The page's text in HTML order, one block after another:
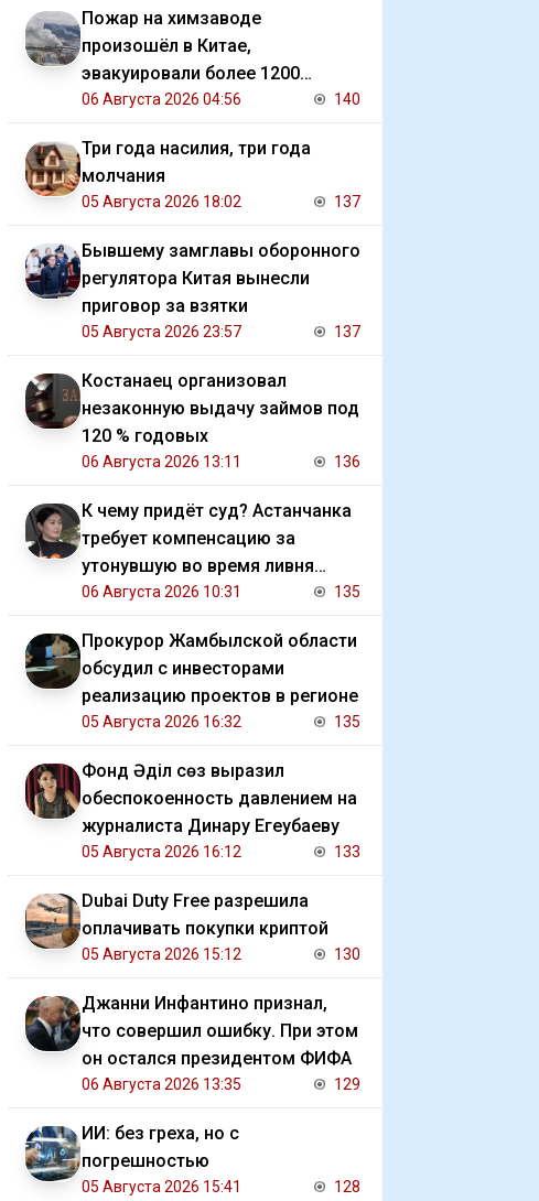
Пожар на химзаводе
произошёл в Китае,
эвакуировали более 1200
человек
06 Августа 2026 04:56 140
Три года насилия, три года
молчания
05 Августа 2026 18:02 137
Бывшему замглавы оборонного
регулятора Китая вынесли
приговор за взятки
05 Августа 2026 23:57 137
Костанаец организовал
незаконную выдачу займов под
120 % годовых
06 Августа 2026 13:11 136
К чему придёт суд? Астанчанка
требует компенсацию за
утонувшую во время ливня
иномарку
06 Августа 2026 10:31 135
Прокурор Жамбылской области
обсудил с инвесторами
реализацию проектов в регионе
05 Августа 2026 16:32 135
Фонд Әділ сөз выразил
обеспокоенность давлением на
журналиста Динару Егеубаеву
05 Августа 2026 16:12 133
Dubai Duty Free разрешила
оплачивать покупки криптой
05 Августа 2026 15:12 130
Джанни Инфантино признал,
что совершил ошибку. При этом
он остался президентом ФИФА
06 Августа 2026 13:35 129
ИИ: без греха, но с
погрешностью
05 Августа 2026 15:41 128